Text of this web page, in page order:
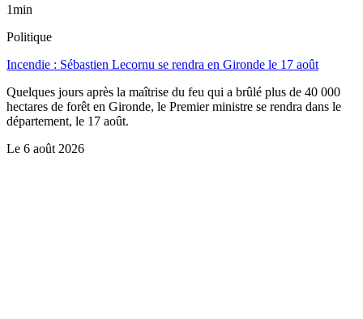
1min
Politique
Incendie : Sébastien Lecornu se rendra en Gironde le 17 août
Quelques jours après la maîtrise du feu qui a brûlé plus de 40 000
hectares de forêt en Gironde, le Premier ministre se rendra dans le
département, le 17 août.
Le 6 août 2026